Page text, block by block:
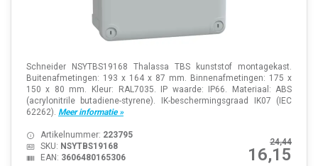
Schneider NSYTBS19168 Thalassa TBS kunststof montagekast.
Buitenafmetingen: 193 x 164 x 87 mm. Binnenafmetingen: 175 x
150 x 80 mm. Kleur: RAL7035. IP waarde: IP66. Materiaal: ABS
(acrylonitrile butadiene-styrene). IK-beschermingsgraad IK07 (IEC
62262). Meer informatie »
24,44
16,15
Artikelnummer: 223795
SKU: NSYTBS19168
EAN: 3606480165306